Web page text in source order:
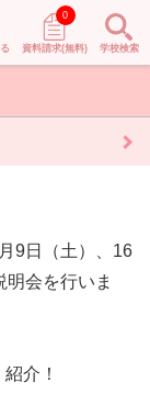
資料請求(無料)
0
学校検索
9日（土）、16
会を行いま
介！